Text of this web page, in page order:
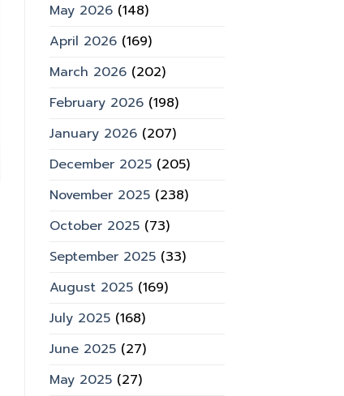
May 2026(148)
April 2026(169)
March 2026(202)
February 2026(198)
January 2026(207)
December 2025(205)
November 2025(238)
October 2025(73)
September 2025(33)
August 2025(169)
July 2025(168)
June 2025(27)
May 2025(27)